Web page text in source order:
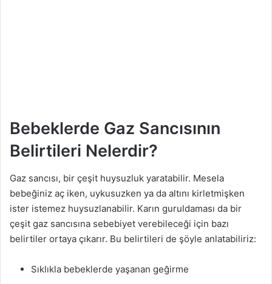
Bebeklerde Gaz Sancısının
Belirtileri Nelerdir?
Gaz sancısı, bir çeşit huysuzluk yaratabilir. Mesela
bebeğiniz aç iken, uykusuzken ya da altını kirletmişken
ister istemez huysuzlanabilir. Karın guruldaması da bir
çeşit gaz sancısına sebebiyet verebileceği için bazı
belirtiler ortaya çıkarır. Bu belirtileri de şöyle anlatabiliriz:
Sıklıkla bebeklerde yaşanan geğirme